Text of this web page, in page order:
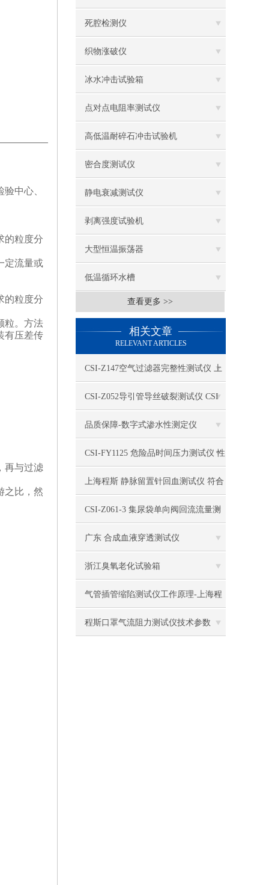
中心、
的粒度分
定流量或
的粒度分
粒。方法
有压差传
再与过滤
之比，然
死腔检测仪
织物涨破仪
冰水冲击试验箱
点对点电阻率测试仪
高低温耐碎石冲击试验机
密合度测试仪
静电衰减测试仪
剥离强度试验机
大型恒温振荡器
低温循环水槽
低温振荡水槽
电热鼓风干燥箱
电热恒温水槽
电热恒温油浴锅
多管漩涡混匀仪
干燥箱 自然对流
高温鼓风干燥箱
恒温振荡器
精密鼓风干燥箱
精密恒温水槽
离心机
查看更多 >>
相关文章
RELEVANT ARTICLES
CSI-Z147空气过滤器完整性测试仪 上
海程斯 用途范围
CSI-Z052导引管导丝破裂测试仪 CSI
美国程斯提供行业分析标准
品质保障-数字式渗水性测定仪
CSI-FY1125 危险品时间压力测试仪 性
能参数
上海程斯 静脉留置针回血测试仪 符合
YY 1282-2016标准
CSI-Z061-3 集尿袋单向阀回流流量测
试仪 上海程斯 参数介绍
广东 合成血液穿透测试仪
浙江臭氧老化试验箱
气管插管缩陷测试仪工作原理-上海程
斯
程斯口罩气流阻力测试仪技术参数